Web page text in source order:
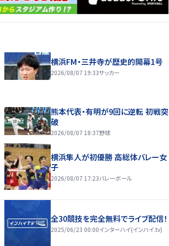
横浜FM・三井寺が歴史的開幕1号
2026/08/07 19:33サッカー
熊本代表・有明が9回に逆転 初戦突
破
2026/08/07 18:37野球
横浜隼人が初優勝 高総体バレー女
子
2026/08/07 17:23バレーボール
全30競技を完全無料でライブ配信！
2025/06/23 00:00インターハイ(インハイ.tv)